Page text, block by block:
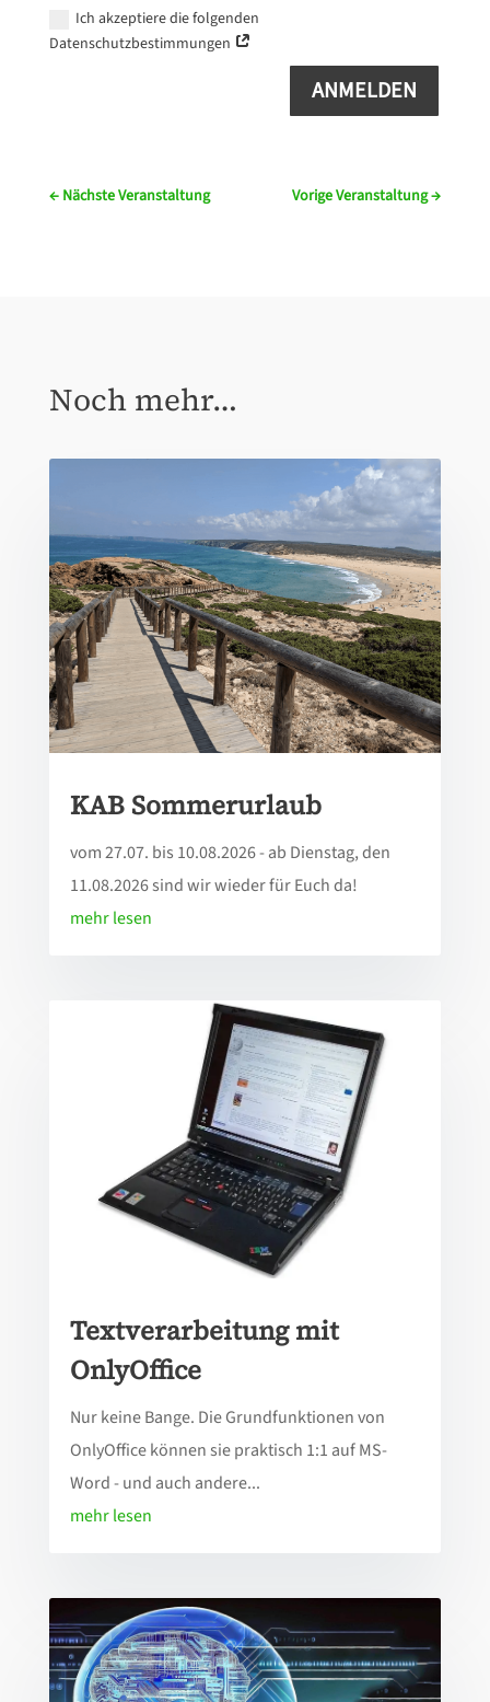
Ich akzeptiere die folgenden
Datenschutzbestimmungen
ANMELDEN
← Nächste Veranstaltung Vorige Veranstaltung→
Noch mehr…
KAB Sommerurlaub
vom 27.07. bis 10.08.2026 - ab Dienstag, den
11.08.2026 sind wir wieder für Euch da!
mehr lesen
Textverarbeitung mit
OnlyOffice
Nur keine Bange. Die Grundfunktionen von
OnlyOffice können sie praktisch 1:1 auf MS-
Word - und auch andere...
mehr lesen